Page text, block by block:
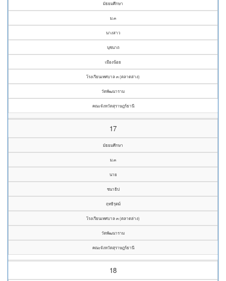
มัธยมศึกษา
ม.๓
นางสาว
นุชนาถ
เมืองน้อย
โรงเรียนเทศบาล ๓ (ตลาดล่าง)
วัดพัฒนาราม
คณะจังหวัดสุราษฎร์ธานี
17
มัธยมศึกษา
ม.๓
นาย
ชนาธิป
ฤทธิรุตม์
โรงเรียนเทศบาล ๓ (ตลาดล่าง)
วัดพัฒนาราม
คณะจังหวัดสุราษฎร์ธานี
18